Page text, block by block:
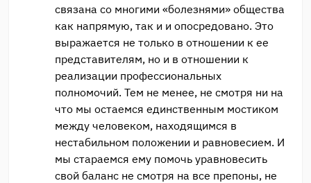
связана со многими «болезнями» общества
как напрямую, так и и опосредовано. Это
выражается не только в отношении к ее
представителям, но и в отношении к
реализации профессиональных
полномочий. Тем не менее, не смотря ни на
что мы остаемся единственным мостиком
между человеком, находящимся в
нестабильном положении и равновесием. И
мы стараемся ему помочь уравновесить
свой баланс не смотря на все препоны, не